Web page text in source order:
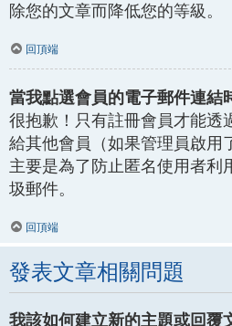
除您的文章而降低您的等級。
回頂端
當我點選會員的電子郵件連結
很抱歉！只有註冊會員才能透
給其他會員（如果管理員啟用
主要是為了防止匿名使用者利
圾郵件。
回頂端
發表文章相關問題
我該如何建立新的主題或回覆